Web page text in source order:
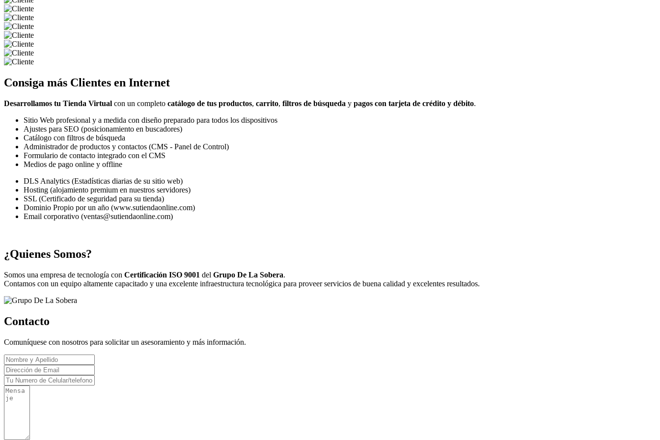
Consiga más Clientes en Internet
Desarrollamos tu Tienda Virtual con un completo catálogo de tus productos, carrito, filtros de búsqueda y pagos con tarjeta de crédito y débito.
Sitio Web profesional y a medida con diseño preparado para todos los dispositivos
Ajustes para SEO (posicionamiento en buscadores)
Catálogo con filtros de búsqueda
Administrador de productos y contactos (CMS - Panel de Control)
Formulario de contacto integrado con el CMS
Medios de pago online y offline
DLS Analytics (Estadísticas diarias de su sitio web)
Hosting (alojamiento premium en nuestros servidores)
SSL (Certificado de seguridad para su tienda)
Dominio Propio por un año (www.sutiendaonline.com)
Email corporativo (ventas@sutiendaonline.com)
¿Quienes Somos?
Somos una empresa de tecnología con Certificación ISO 9001 del Grupo De La Sobera.
Contamos con un equipo altamente capacitado y una excelente infraestructura tecnológica para proveer servicios de buena calidad y excelentes resultados.
Contacto
Comuníquese con nosotros para solicitar un asesoramiento y más información.